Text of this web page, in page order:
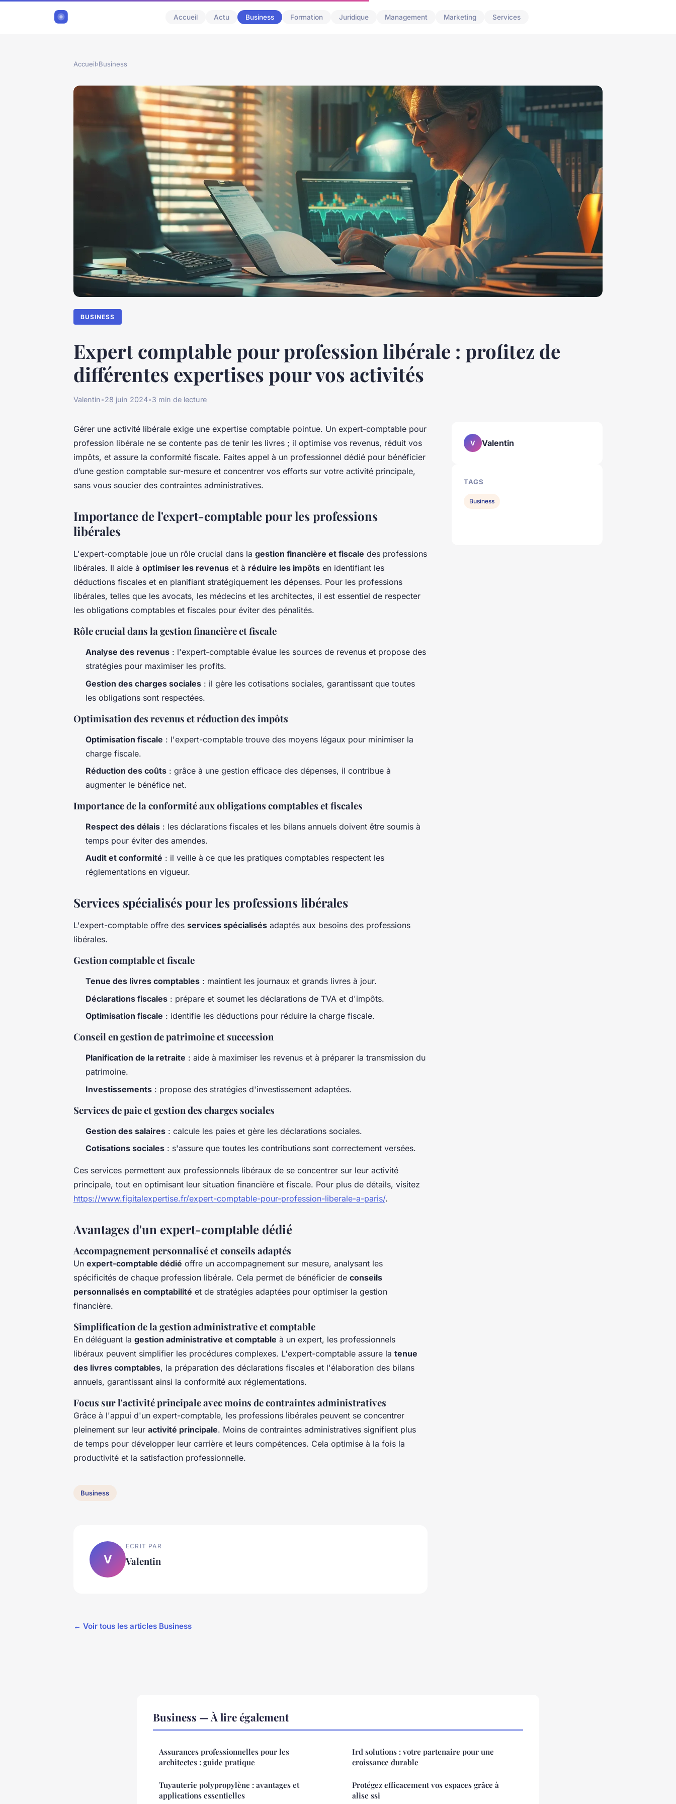
Accueil Actu Business Formation Juridique Management Marketing Services
Accueil›Business
BUSINESS
Expert comptable pour profession libérale : profitez de
différentes expertises pour vos activités
Valentin•28 juin 2024•3 min de lecture
Gérer une activité libérale exige une expertise comptable pointue. Un expert-comptable pour
profession libérale ne se contente pas de tenir les livres ; il optimise vos revenus, réduit vos
impôts, et assure la conformité fiscale. Faites appel à un professionnel dédié pour bénéficier
d’une gestion comptable sur-mesure et concentrer vos efforts sur votre activité principale,
sans vous soucier des contraintes administratives.
Importance de l'expert-comptable pour les professions
libérales
L'expert-comptable joue un rôle crucial dans la gestion financière et fiscale des professions
libérales. Il aide à optimiser les revenus et à réduire les impôts en identifiant les
déductions fiscales et en planifiant stratégiquement les dépenses. Pour les professions
libérales, telles que les avocats, les médecins et les architectes, il est essentiel de respecter
les obligations comptables et fiscales pour éviter des pénalités.
Rôle crucial dans la gestion financière et fiscale
Analyse des revenus : l'expert-comptable évalue les sources de revenus et propose des
stratégies pour maximiser les profits.
Gestion des charges sociales : il gère les cotisations sociales, garantissant que toutes
les obligations sont respectées.
Optimisation des revenus et réduction des impôts
Optimisation fiscale : l'expert-comptable trouve des moyens légaux pour minimiser la
charge fiscale.
Réduction des coûts : grâce à une gestion efficace des dépenses, il contribue à
augmenter le bénéfice net.
Importance de la conformité aux obligations comptables et fiscales
Respect des délais : les déclarations fiscales et les bilans annuels doivent être soumis à
temps pour éviter des amendes.
Audit et conformité : il veille à ce que les pratiques comptables respectent les
réglementations en vigueur.
Services spécialisés pour les professions libérales
L'expert-comptable offre des services spécialisés adaptés aux besoins des professions
libérales.
Gestion comptable et fiscale
Tenue des livres comptables : maintient les journaux et grands livres à jour.
Déclarations fiscales : prépare et soumet les déclarations de TVA et d'impôts.
Optimisation fiscale : identifie les déductions pour réduire la charge fiscale.
Conseil en gestion de patrimoine et succession
Planification de la retraite : aide à maximiser les revenus et à préparer la transmission du
patrimoine.
Investissements : propose des stratégies d'investissement adaptées.
Services de paie et gestion des charges sociales
Gestion des salaires : calcule les paies et gère les déclarations sociales.
Cotisations sociales : s'assure que toutes les contributions sont correctement versées.
Ces services permettent aux professionnels libéraux de se concentrer sur leur activité
principale, tout en optimisant leur situation financière et fiscale. Pour plus de détails, visitez
https://www.figitalexpertise.fr/expert-comptable-pour-profession-liberale-a-paris/.
Avantages d'un expert-comptable dédié
Accompagnement personnalisé et conseils adaptés
Un expert-comptable dédié offre un accompagnement sur mesure, analysant les
spécificités de chaque profession libérale. Cela permet de bénéficier de conseils
personnalisés en comptabilité et de stratégies adaptées pour optimiser la gestion
financière.
Simplification de la gestion administrative et comptable
En déléguant la gestion administrative et comptable à un expert, les professionnels
libéraux peuvent simplifier les procédures complexes. L'expert-comptable assure la tenue
des livres comptables, la préparation des déclarations fiscales et l'élaboration des bilans
annuels, garantissant ainsi la conformité aux réglementations.
Focus sur l'activité principale avec moins de contraintes administratives
Grâce à l'appui d'un expert-comptable, les professions libérales peuvent se concentrer
pleinement sur leur activité principale. Moins de contraintes administratives signifient plus
de temps pour développer leur carrière et leurs compétences. Cela optimise à la fois la
productivité et la satisfaction professionnelle.
Business
V
ECRIT PAR
Valentin
← Voir tous les articles Business
V Valentin
TAGS
Business
Business — À lire également
Assurances professionnelles pour les
architectes : guide pratique
Tuyauterie polypropylène : avantages et
applications essentielles
Ird solutions : votre partenaire pour une
croissance durable
Protégez efficacement vos espaces grâce à
alise ssi